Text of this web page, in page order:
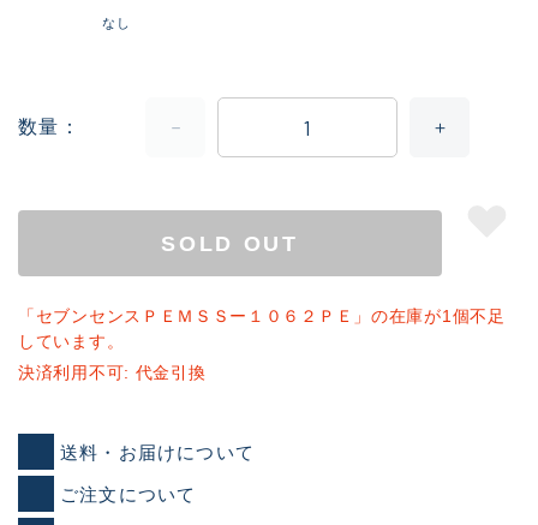
なし
数量
SOLD OUT
「セブンセンスＰＥＭＳＳー１０６２ＰＥ」の在庫が1個不足
しています。
決済利用不可: 代金引換
送料・お届けについて
ご注文について